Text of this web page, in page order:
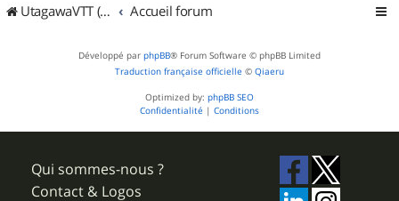
UtagawaVTT (Randos VTT et VTTAE avec traces GPS) Accueil forum
Développé par phpBB® Forum Software © phpBB Limited
Traduction française officielle © Qiaeru
Optimized by: phpBB SEO
Confidentialité | Conditions
Qui sommes-nous ?
Contact & Logos